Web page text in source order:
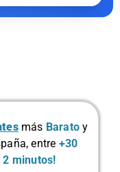
más Barato y
entre +30
2 minutos!